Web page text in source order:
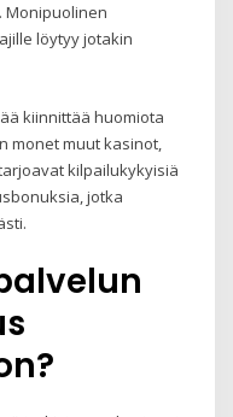
Monipuolinen
löytyy jotakin
kiinnittää huomiota
monet muut kasinot,
kilpailukykyisiä
jotka